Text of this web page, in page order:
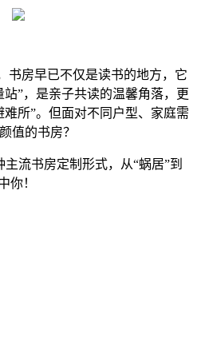
房早已不仅是读书的地方，它
”，是亲子共读的温馨角落，更
所”。但面对不同户型、家庭需
值的书房？
流书房定制形式，从“蜗居”到
你！